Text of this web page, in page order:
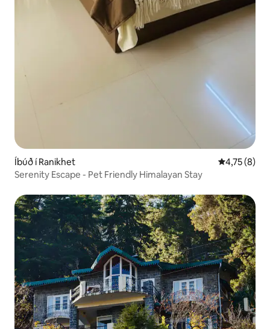
Íbúð í Ranikhet 4,75 af 5 í
4,75 (8)
Serenity Escape - Pet Friendly Himalayan Stay